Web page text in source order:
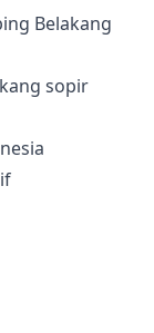
sopir